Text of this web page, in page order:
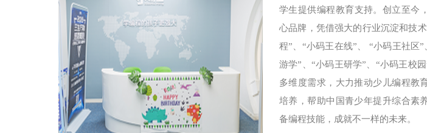
学生提供编程教育支持。创立至今
心品牌，凭借强大的行业沉淀和技
程”、“小码王在线”、 “小码王社区
游学”、“小码王研学”、“小码王校
多维度需求，大力推动少儿编程教
培养，帮助中国青少年提升综合素
备编程技能，成就不一样的未来。